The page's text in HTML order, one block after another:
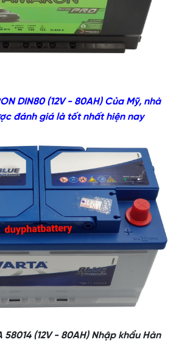
DIN80 (12V - 80AH) Của Mỹ, nhà
đánh giá là tốt nhất hiện nay
58014 (12V - 80AH) Nhập khẩu Hàn